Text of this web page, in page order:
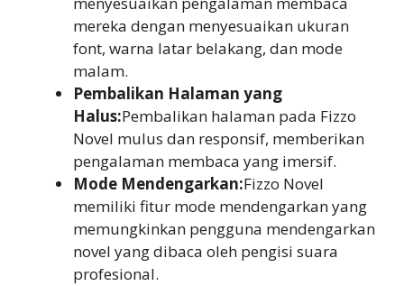
mereka dengan menyesuaikan ukuran
font, warna latar belakang, dan mode
malam.
Pembalikan Halaman yang
Halus:Pembalikan halaman pada Fizzo
Novel mulus dan responsif, memberikan
pengalaman membaca yang imersif.
Mode Mendengarkan:Fizzo Novel
memiliki fitur mode mendengarkan yang
memungkinkan pengguna mendengarkan
novel yang dibaca oleh pengisi suara
profesional.